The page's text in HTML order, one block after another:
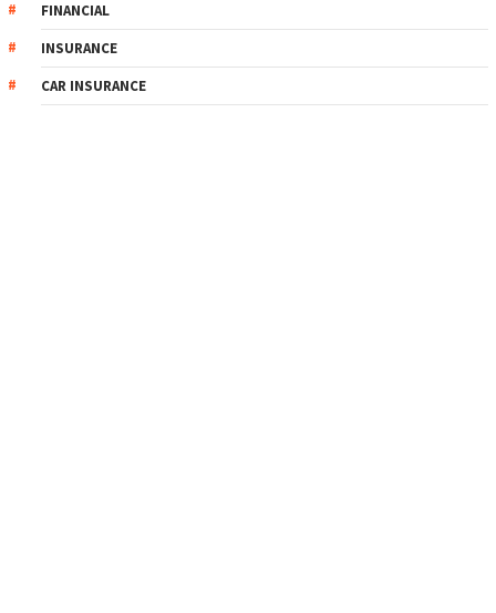
FINANCIAL
INSURANCE
CAR INSURANCE